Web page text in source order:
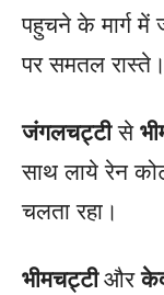
पहुचने के मार्ग में
पर समतल रास्ते।
जंगलचट्टीसे
साथ लाये रेन
चलता रहा।
भीमचट्टीऔर